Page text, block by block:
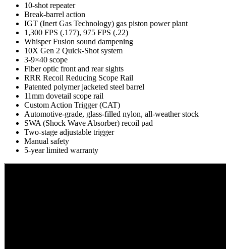
Hornos Electricos
10-shot repeater
Break-barrel action
IGT (Inert Gas Technology) gas piston power plant
1,300 FPS (.177), 975 FPS (.22)
Whisper Fusion sound dampening
10X Gen 2 Quick-Shot system
3-9×40 scope
Fiber optic front and rear sights
RRR Recoil Reducing Scope Rail
Patented polymer jacketed steel barrel
11mm dovetail scope rail
Custom Action Trigger (CAT)
Automotive-grade, glass-filled nylon, all-weather stock
SWA (Shock Wave Absorber) recoil pad
Two-stage adjustable trigger
Manual safety
5-year limited warranty